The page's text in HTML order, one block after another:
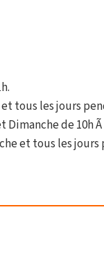
tous les jours
de 10h
et tous les jours